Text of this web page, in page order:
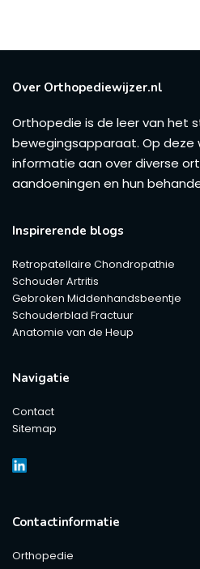
Over Orthopediewijzer.nl
Orthopedie is de leer van het
bewegingsapparaat. Op
informatie aan over diverse
aandoeningen en hun
Inspirerende blogs
Retropatellaire Chondropathie
Schouder Artritis
Gebroken Middenhandsbeentje
Schouderblad Fractuur
Anatomie van de Heup
Navigatie
Contact
Sitemap
Contactinformatie
Orthopedie